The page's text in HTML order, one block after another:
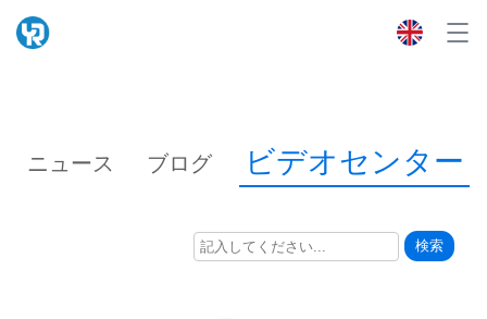
ニュース ブログ ビデオセンター
検索